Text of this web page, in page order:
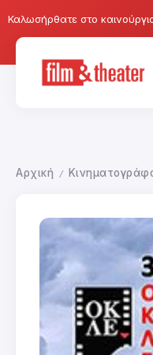
Καλωσήρθατε στο
Αρχική /